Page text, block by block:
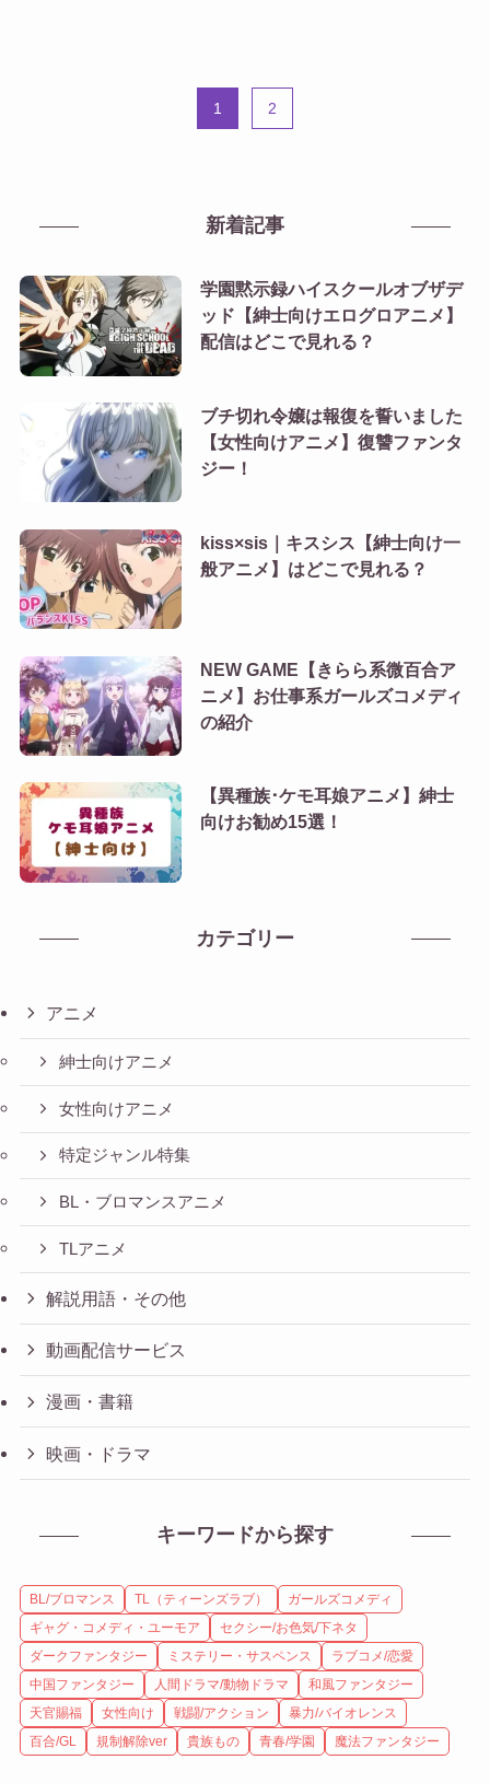
1 2
新着記事
学園黙示録ハイスクールオブザデ
ッド【紳士向けエログロアニメ】
配信はどこで見れる？
ブチ切れ令嬢は報復を誓いました
【女性向けアニメ】復讐ファンタ
ジー！
kiss×sis｜キスシス【紳士向け一
般アニメ】はどこで見れる？
NEW GAME【きらら系微百合ア
ニメ】お仕事系ガールズコメディ
の紹介
【異種族･ケモ耳娘アニメ】紳士
向けお勧め15選！
カテゴリー
アニメ
紳士向けアニメ
女性向けアニメ
特定ジャンル特集
BL・ブロマンスアニメ
TLアニメ
解説用語・その他
動画配信サービス
漫画・書籍
映画・ドラマ
キーワードから探す
BL/ブロマンス TL（ティーンズラブ）
ガールズコメディ
ギャグ・コメディ・ユーモア
セクシー/お色気/下ネタ
ダークファンタジー
ミステリー・サスペンス
ラブコメ/恋愛
中国ファンタジー
人間ドラマ/動物ドラマ
和風ファンタジー
天官賜福
女性向け 戦闘/アクション
暴力/バイオレンス
百合/GL
規制解除ver 貴族もの 青春/学園 魔法ファンタジー